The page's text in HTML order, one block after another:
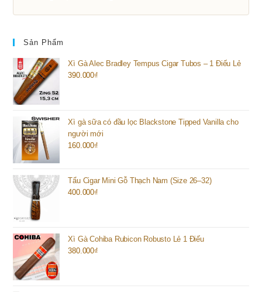
Sản Phẩm
Xì Gà Alec Bradley Tempus Cigar Tubos – 1 Điếu Lẻ
390.000₫
Xì gà sữa có đầu lọc Blackstone Tipped Vanilla cho
người mới
160.000₫
Tẩu Cigar Mini Gỗ Thạch Nam (Size 26–32)
400.000₫
Xì Gà Cohiba Rubicon Robusto Lẻ 1 Điếu
380.000₫